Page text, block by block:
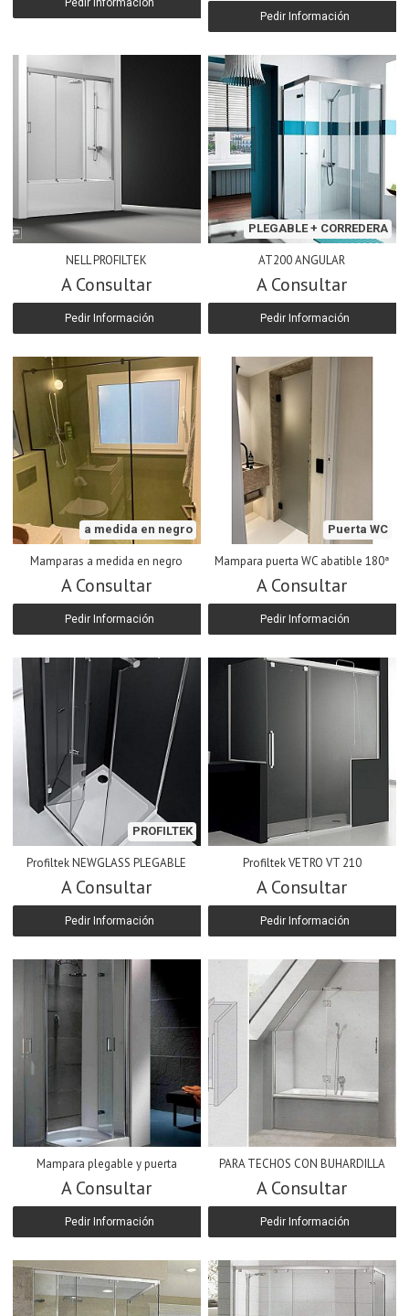
Pedir Información
Pedir Información
NELL PROFILTEK
A Consultar
Pedir Información
PLEGABLE + CORREDERA
AT200 ANGULAR
A Consultar
Pedir Información
a medida en negro
Mamparas a medida en negro
A Consultar
Pedir Información
Puerta WC
Mampara puerta WC abatible 180ª
A Consultar
Pedir Información
PROFILTEK
Profiltek NEWGLASS PLEGABLE
A Consultar
Pedir Información
Profiltek VETRO VT 210
A Consultar
Pedir Información
Mampara plegable y puerta
A Consultar
Pedir Información
PARA TECHOS CON BUHARDILLA
A Consultar
Pedir Información